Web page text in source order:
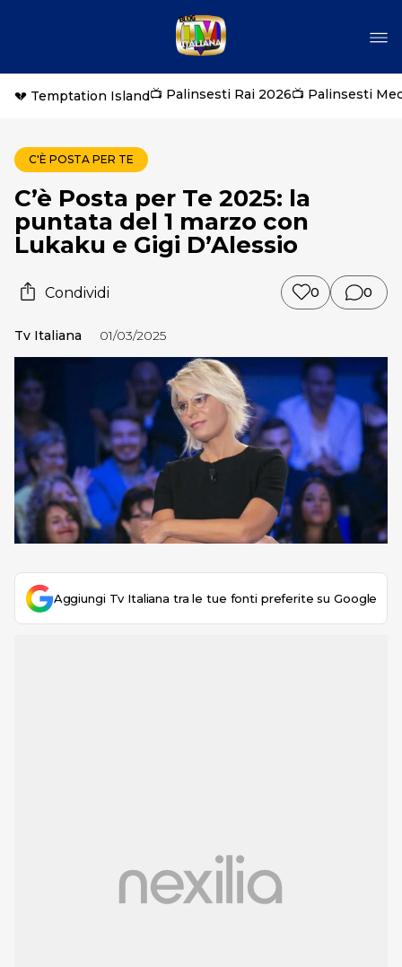
💔 Temptation Island📺 Palinsesti Rai 2026📺 Palinsesti
C'È POSTA PER TE
C’è Posta per Te 2025: la
puntata del 1 marzo con
Lukaku e Gigi D’Alessio
Condividi 0 0
Tv Italiana 01/03/2025
Aggiungi Tv Italiana tra le tue fonti preferite su Google